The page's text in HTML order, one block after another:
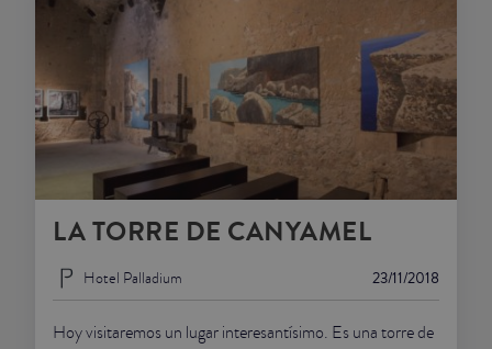
LA TORRE DE CANYAMEL
23/11/2018
Hotel Palladium
Hoy visitaremos un lugar interesantísimo. Es una torre de